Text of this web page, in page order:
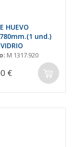
HUEVO
und.)
M 1317.920
€